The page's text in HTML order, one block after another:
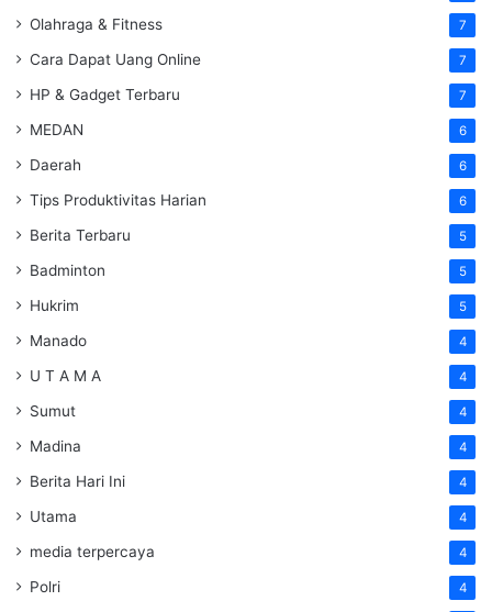
Olahraga & Fitness 7
Cara Dapat Uang Online 7
HP & Gadget Terbaru 7
MEDAN 6
Daerah 6
Tips Produktivitas Harian 6
Berita Terbaru 5
Badminton 5
Hukrim 5
Manado 4
U T A M A 4
Sumut 4
Madina 4
Berita Hari Ini 4
Utama 4
media terpercaya 4
Polri 4